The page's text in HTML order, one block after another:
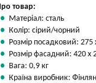
товар:
Матеріал: сталь
Колір: сірий/чорний
Розмір посадковий:
Розмір фасадний: 420 х
Вага: 0,9 кг
Країна виробник: